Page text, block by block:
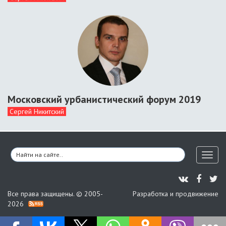
Московский урбанистический форум 2019
Сергей Никитский
Все права защищены. © 2005-
2026
Разработка и продвижение